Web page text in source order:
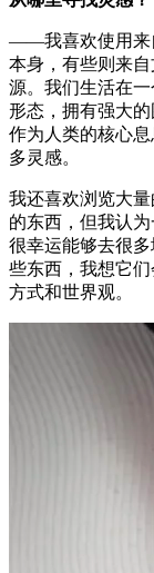
——我喜欢使用来
本身，有些则来
源。我们生活在
形态，拥有强大
作为人类的核心
多灵感。
我还喜欢浏览大
的东西，但我认
很幸运能够去很
些东西，我想它
方式和世界观。